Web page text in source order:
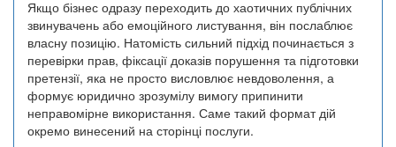
Якщо бізнес одразу переходить до хаотичних публічних
звинувачень або емоційного листування, він послаблює
власну позицію. Натомість сильний підхід починається з
перевірки прав, фіксації доказів порушення та підготовки
претензії, яка не просто висловлює невдоволення, а
формує юридично зрозумілу вимогу припинити
неправомірне використання. Саме такий формат дій
окремо винесений на сторінці послуги.